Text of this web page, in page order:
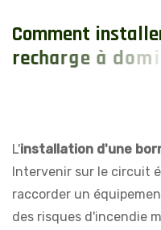
Comment installe
recharge àdomici
L'installation d'une
Intervenir sur le circuit
raccorder un
des risques d'incendie